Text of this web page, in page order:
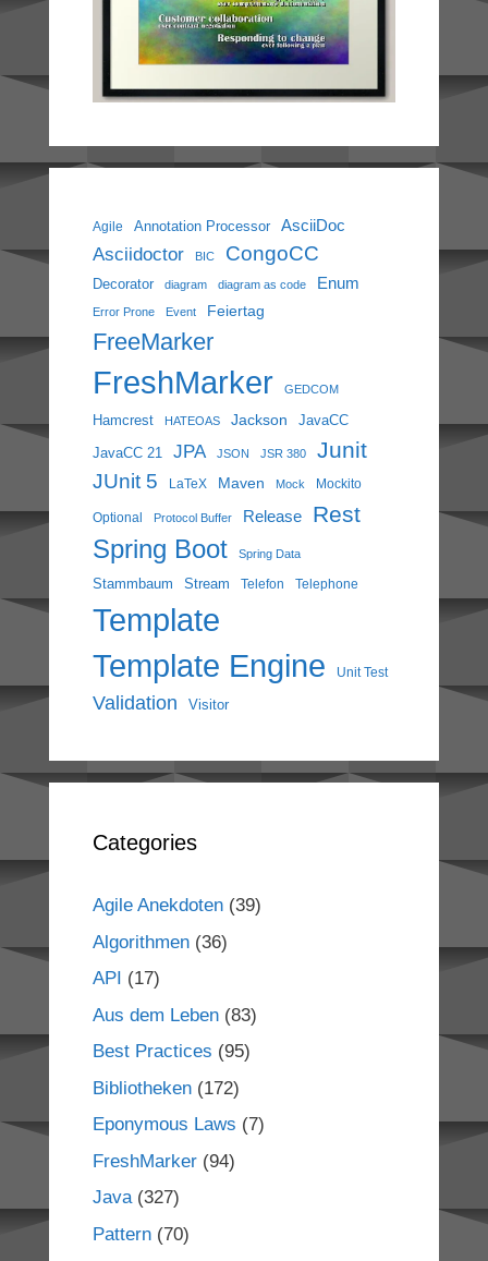
Agile Annotation Processor AsciiDoc
Asciidoctor BIC CongoCC
Decorator diagram diagram as code Enum
Error Prone Event Feiertag
FreeMarker
FreshMarker GEDCOM
Hamcrest HATEOAS Jackson JavaCC
JavaCC 21 JPA JSON JSR 380 Junit
JUnit 5 LaTeX Maven Mock Mockito
Optional Protocol Buffer Release Rest
Spring Boot Spring Data
Stammbaum Stream Telefon Telephone
Template
Template Engine Unit Test
Validation Visitor
Categories
Agile Anekdoten(39)
Algorithmen(36)
API (17)
Aus dem Leben(83)
Best Practices (95)
Bibliotheken(172)
Eponymous Laws (7)
FreshMarker(94)
Java(327)
Pattern(70)